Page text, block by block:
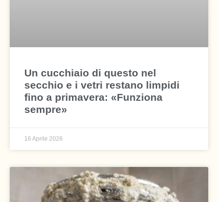
Un cucchiaio di questo nel
secchio e i vetri restano limpidi
fino a primavera: «Funziona
sempre»
16 Aprile 2026